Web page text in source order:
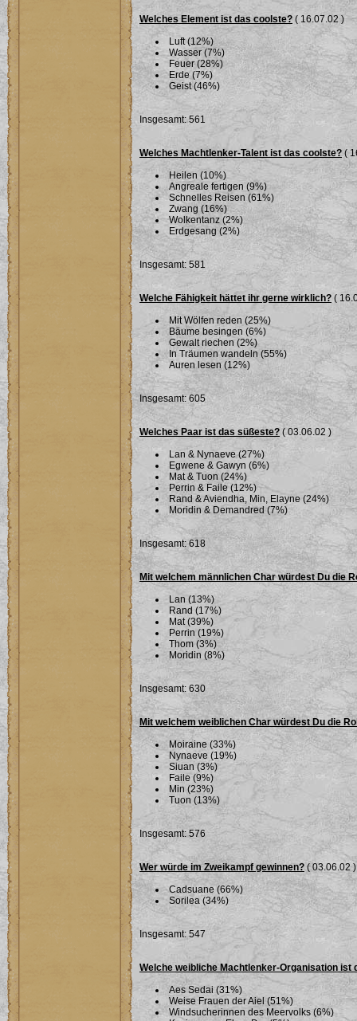
Welches Element ist das coolste?( 16.07.02 )
Luft (12%)
Wasser (7%)
Feuer (28%)
Erde (7%)
Geist (46%)
Insgesamt: 561
Welches Machtlenker-Talent ist das coolste? (
Heilen (10%)
Angreale fertigen (9%)
Schnelles Reisen (61%)
Zwang (16%)
Wolkentanz (2%)
Erdgesang (2%)
Insgesamt: 581
Welche Fähigkeit hättet ihr gerne wirklich? (
Mit Wölfen reden (25%)
Bäume besingen (6%)
Gewalt riechen (2%)
In Träumen wandeln (55%)
Auren lesen (12%)
Insgesamt: 605
Welches Paar ist das süßeste? ( 03.06.02 )
Lan & Nynaeve (27%)
Egwene & Gawyn (6%)
Mat & Tuon (24%)
Perrin & Faile (12%)
Rand & Aviendha, Min, Elayne (24%)
Moridin & Demandred (7%)
Insgesamt: 618
Mit welchem männlichen Char würdest Du die
Lan (13%)
Rand (17%)
Mat (39%)
Perrin (19%)
Thom (3%)
Moridin (8%)
Insgesamt: 630
Mit welchem weiblichen Char würdest Du die
Moiraine (33%)
Nynaeve (19%)
Siuan (3%)
Faile (9%)
Min (23%)
Tuon (13%)
Insgesamt: 576
Wer würde im Zweikampf gewinnen? ( 03.06.02 )
Cadsuane (66%)
Sorilea (34%)
Insgesamt: 547
Welche weibliche Machtlenker-Organisation ist
Aes Sedai (31%)
Weise Frauen der Aiel (51%)
Windsucherinnen des Meervolks (6%)